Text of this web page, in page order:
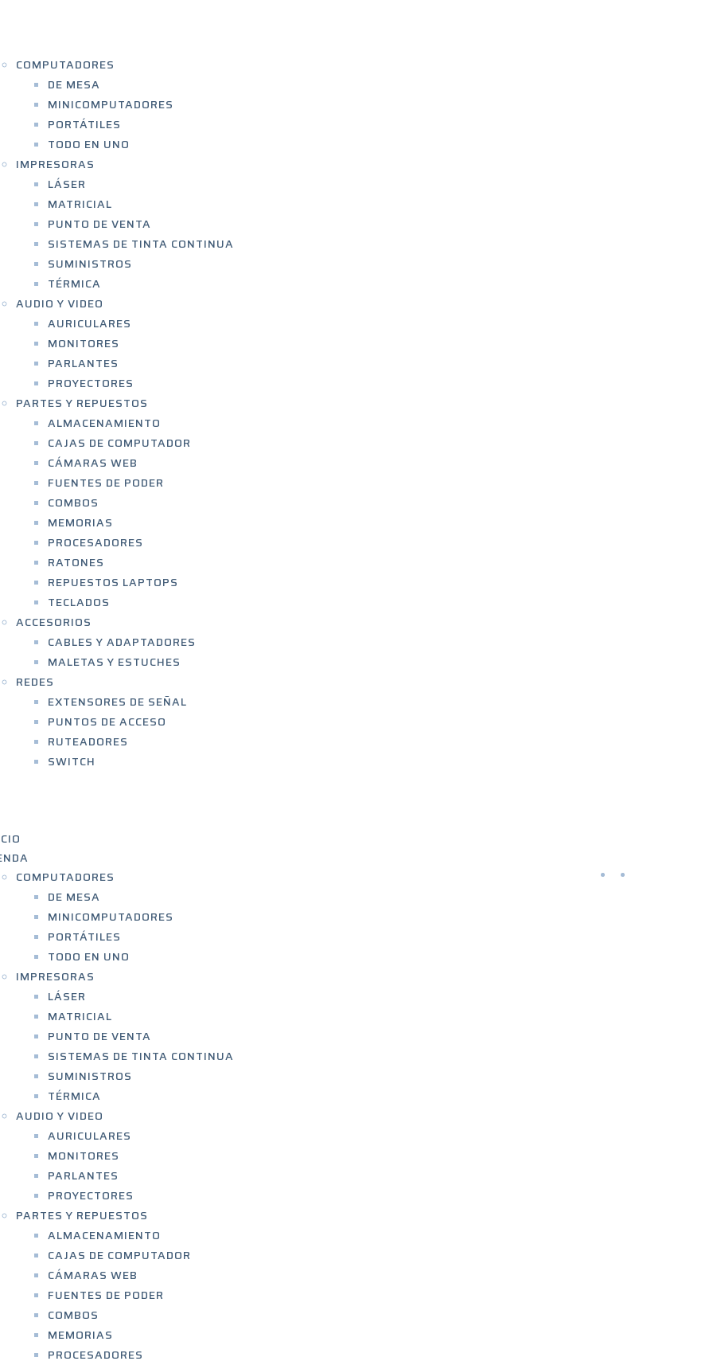
COMPUTADORES
DE MESA
MINICOMPUTADORES
PORTÁTILES
TODO EN UNO
IMPRESORAS
LÁSER
MATRICIAL
PUNTO DE VENTA
SISTEMAS DE TINTA CONTINUA
SUMINISTROS
TÉRMICA
AUDIO Y VIDEO
AURICULARES
MONITORES
PARLANTES
PROYECTORES
PARTES Y REPUESTOS
ALMACENAMIENTO
CAJAS DE COMPUTADOR
CÁMARAS WEB
FUENTES DE PODER
COMBOS
MEMORIAS
PROCESADORES
RATONES
REPUESTOS LAPTOPS
TECLADOS
ACCESORIOS
CABLES Y ADAPTADORES
MALETAS Y ESTUCHES
REDES
EXTENSORES DE SEÑAL
PUNTOS DE ACCESO
RUTEADORES
SWITCH
COMPUTADORES
DE MESA
MINICOMPUTADORES
PORTÁTILES
TODO EN UNO
IMPRESORAS
LÁSER
MATRICIAL
PUNTO DE VENTA
SISTEMAS DE TINTA CONTINUA
SUMINISTROS
TÉRMICA
AUDIO Y VIDEO
AURICULARES
MONITORES
PARLANTES
PROYECTORES
PARTES Y REPUESTOS
ALMACENAMIENTO
CAJAS DE COMPUTADOR
CÁMARAS WEB
FUENTES DE PODER
COMBOS
MEMORIAS
PROCESADORES